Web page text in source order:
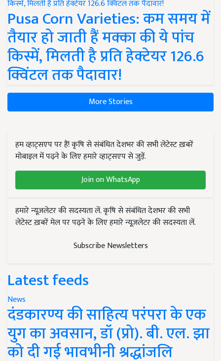
Pusa Corn Varieties: कम समय में
तैयार हो जाती हैं मक्का की ये पांच
किस्में, मिलती है प्रति हेक्टेयर 126.6
क्विंटल तक पैदावार!
More Stories
हम व्हाट्सएप पर हैं! कृषि से संबंधित देशभर की सभी लेटेस्ट ख़बरें
मोबाइल में पढ़ने के लिए हमारे व्हाट्सएप से जुड़ें.
Join on WhatsApp
हमारे न्यूज़लेटर की सदस्यता लें. कृषि से संबंधित देशभर की सभी
लेटेस्ट ख़बरें मेल पर पढ़ने के लिए हमारे न्यूज़लेटर की सदस्यता लें.
Subscribe Newsletters
Latest feeds
News
दंडकारण्य की साहित्य परंपरा के एक
युग का अवसान, डॉ (प्रो). बी. एल. झा
को दी गई भावभीनी श्रद्धांजलि